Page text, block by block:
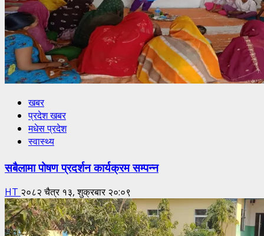
खबर
प्रदेश खबर
मधेस प्रदेश
स्वास्थ्य
सबैलामा पोषण प्रदर्शन कार्यक्रम सम्पन्न
HT २०८२ चैत्र १३, शुक्रबार २०:०९